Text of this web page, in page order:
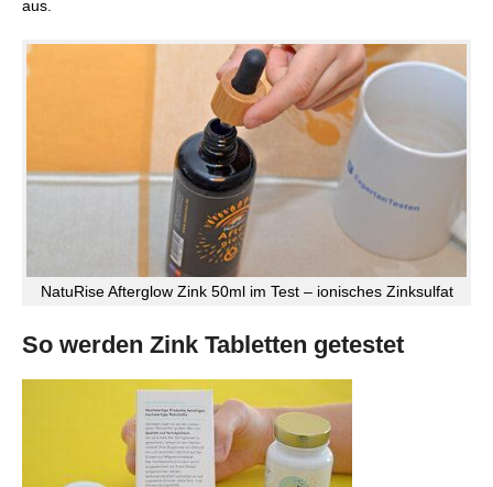
aus.
NatuRise Afterglow Zink 50ml im Test – ionisches Zinksulfat
So werden Zink Tabletten getestet